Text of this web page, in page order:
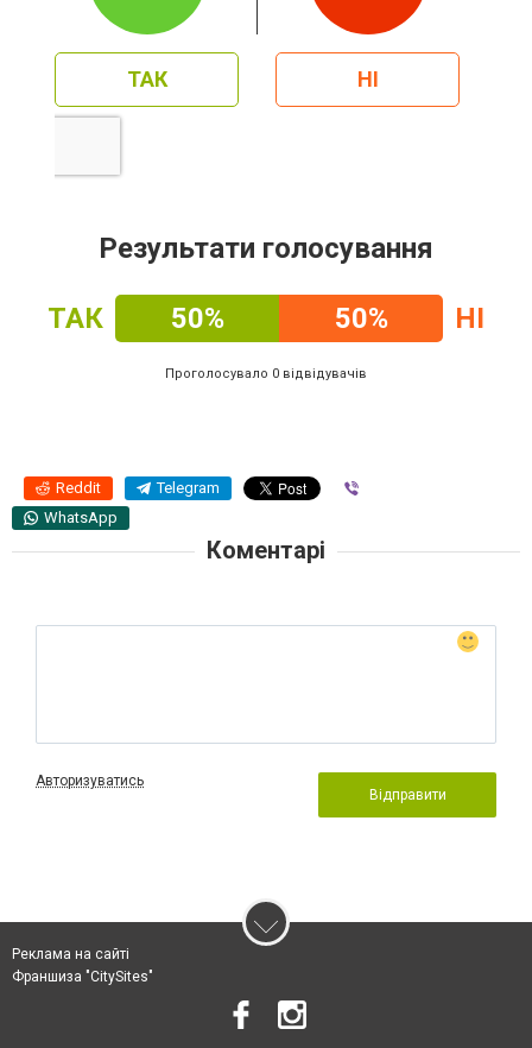
ТАК НІ
Результати голосування
ТАК 50% 50% НІ
Проголосувало 0 відвідувачів
Reddit Telegram
WhatsApp
Коментарі
Авторизуватись
Відправити
Реклама на сайті
Франшиза "CitySites"